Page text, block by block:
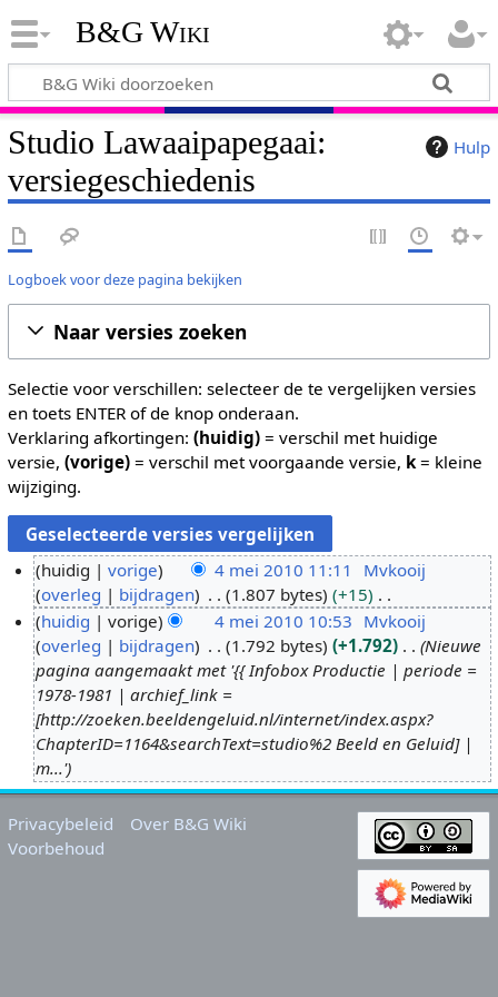
B&G Wiki
Hulp
Studio Lawaaipapegaai:
versiegeschiedenis
Logboek voor deze pagina bekijken
Naar versies zoeken
Selectie voor verschillen: selecteer de te vergelijken versies
en toets ENTER of de knop onderaan.
Verklaring afkortingen: (huidig)= verschil met huidige
versie, (vorige)= verschil met voorgaande versie, k= kleine
wijziging.
m
huidig vorige 4 mei 2010 11:11
Mvkooij
overleg
bijdragen 1.807 bytes
+15
G
e
e
n
b
e
w
e
huidig vorige 4 mei 2010 10:53 Mvkooij
overleg
bijdragen 1.792 bytes +1.792
Nieuwe
pagina aangemaakt met '{{ Infobox Productie | periode =
1978-1981 | archief_link =
[http://zoeken.beeldengeluid.nl/internet/index.aspx?
ChapterID=1164&searchText=studio%2 Beeld en Geluid] |
m...'
Privacybeleid
Over B&G Wiki
Voorbehoud